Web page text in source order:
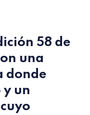
58 de
una
donde
y un